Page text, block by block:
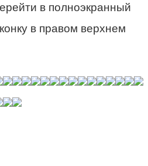
в полноэкранный
в правом верхнем